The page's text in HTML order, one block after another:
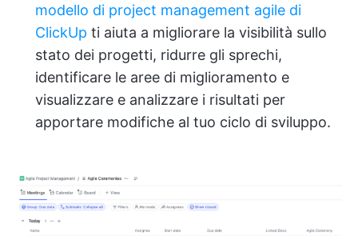
modello di project management agile di
ClickUp ti aiuta a migliorare la visibilità sullo
stato dei progetti, ridurre gli sprechi,
identificare le aree di miglioramento e
visualizzare e analizzare i risultati per
apportare modifiche al tuo ciclo di sviluppo.